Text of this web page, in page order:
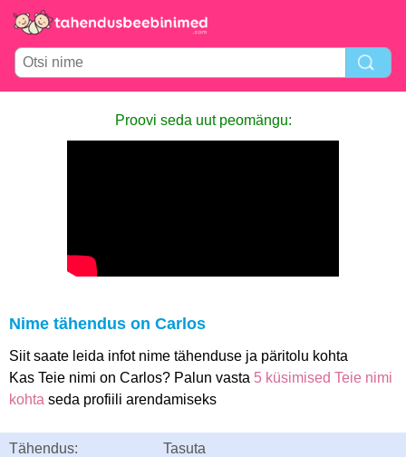
Proovi seda uut peomängu:
Nime tähendus on Carlos
Siit saate leida infot nime tähenduse ja päritolu kohta
Kas Teie nimi on Carlos? Palun vasta 5 küsimised Teie nimi
kohta seda profiili arendamiseks
Tähendus: Tasuta